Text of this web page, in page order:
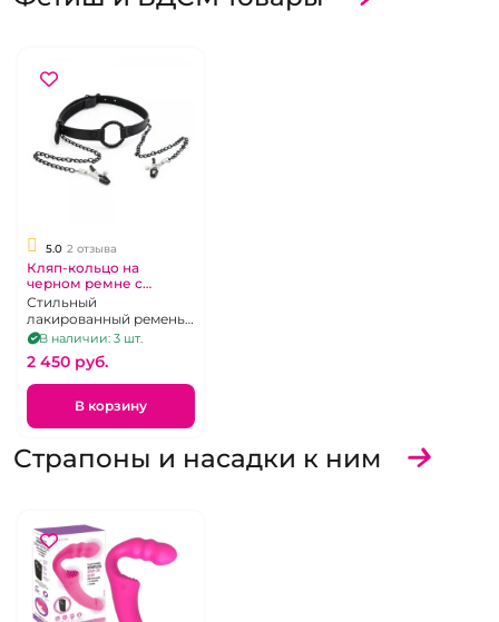
5.0 2 отзыва
Кляп-кольцо на
черном ремне с
зажимами на соски
«Lux Fetish»
Стильный
лакированный ремень,
черное стальное
кольцо, клипсы с
силиконовыми
прокладочками на
длинных цепочках
В наличии: 3 шт.
2 450 pуб.
В корзину
Страпоны и насадки к ним